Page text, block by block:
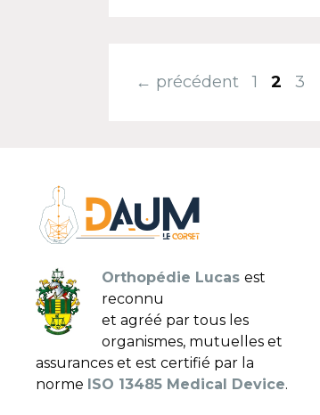
← précédent 1 2 3
Orthopédie Lucas est
reconnu
et agréé par tous les
organismes, mutuelles et
assurances et est certifié par la
norme ISO 13485 Medical Device.